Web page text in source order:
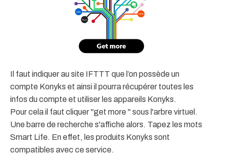
Il faut indiquer au site IFTTT que l’on possède un
compte Konyks et ainsi il pourra récupérer toutes les
infos du compte et utiliser les appareils Konyks.
Pour cela il faut cliquer "get more " sous l'arbre virtuel.
Une barre de recherche s'affiche alors. Tapez les mots
Smart Life. En effet, les produits Konyks sont
compatibles avec ce service.